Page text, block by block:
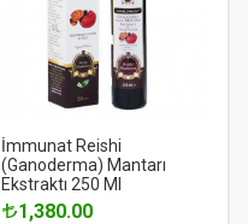
İmmunat Reishi
(Ganoderma) Mantarı
Ekstraktı 250 Ml
1,380.00